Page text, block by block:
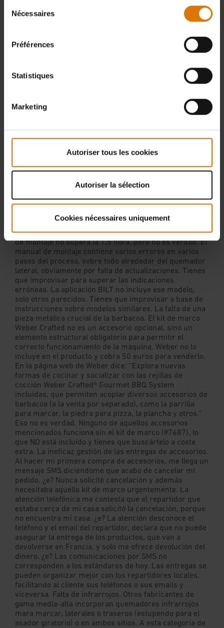
Nécessaires
Préférences
Statistiques
Marketing
Autoriser tous les cookies
Autoriser la sélection
Cookies nécessaires uniquement